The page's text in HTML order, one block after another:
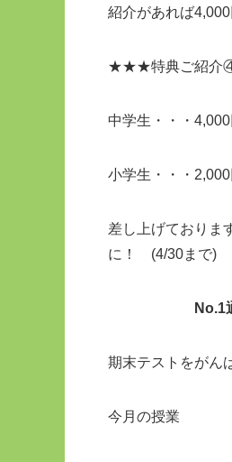
紹介があれば
★★★特典ご紹介
中学生・・・
小学生・・・
差し上げておりま
に！ (4/30まで)
期末テストをがん
今月の授